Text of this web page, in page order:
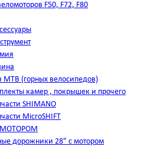
F50, F72, F80
(горных велосипедов)
камер , покрышек и прочего
SHIMANO
MicroSHIFT
МОТОРОМ
дорожники 28" с мотором